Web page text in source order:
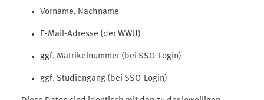
Vorname, Nachname
E-Mail-Adresse (der WWU)
ggf. Matrikelnummer (bei SSO-Login)
ggf. Studiengang (bei SSO-Login)